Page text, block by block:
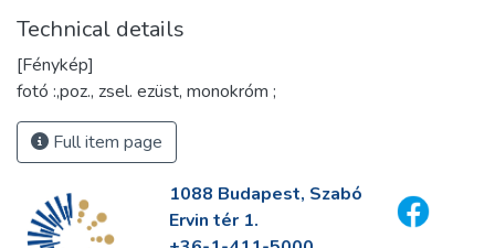
Technical details
[Fénykép]
fotó :,poz., zsel. ezüst, monokróm ;
Full item page
1088 Budapest, Szabó
Ervin tér 1.